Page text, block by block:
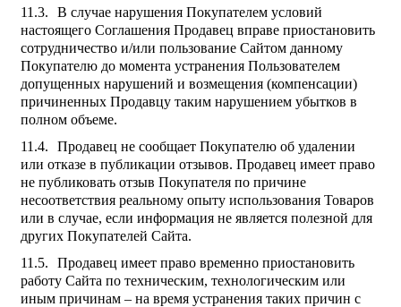
В случае нарушения Покупателем условий
настоящего Соглашения Продавец вправе приостановить
сотрудничество и/или пользование Сайтом данному
Покупателю до момента устранения Пользователем
допущенных нарушений и возмещения (компенсации)
причиненных Продавцу таким нарушением убытков в
полном объеме.
Продавец не сообщает Покупателю об удалении
или отказе в публикации отзывов. Продавец имеет право
не публиковать отзыв Покупателя по причине
несоответствия реальному опыту использования Товаров
или в случае, если информация не является полезной для
других Покупателей Сайта.
Продавец имеет право временно приостановить
работу Сайта по техническим, технологическим или
иным причинам – на время устранения таких причин с